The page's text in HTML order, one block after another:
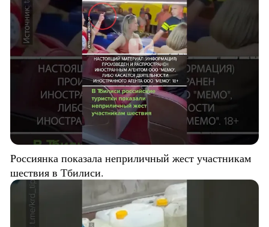
Россиянка показала неприличный жест участникам
шествия в Тбилиси.